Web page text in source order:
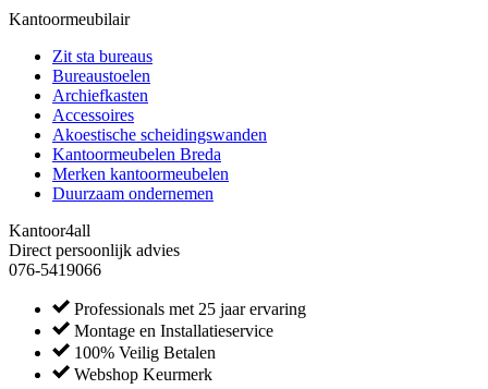
Kantoormeubilair
Zit sta bureaus
Bureaustoelen
Archiefkasten
Accessoires
Akoestische scheidingswanden
Kantoormeubelen Breda
Merken kantoormeubelen
Duurzaam ondernemen
Kantoor4all
Direct persoonlijk advies
076-5419066
Professionals met 25 jaar ervaring
Montage en Installatieservice
100% Veilig Betalen
Webshop Keurmerk